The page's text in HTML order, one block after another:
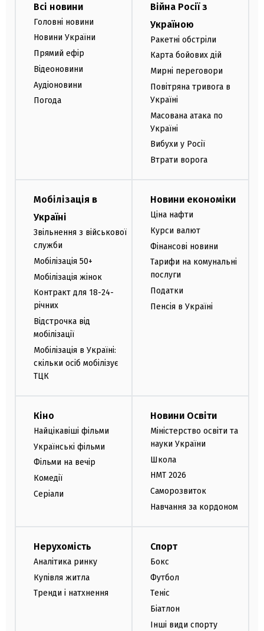
Всі новини
Головні новини
Новини України
Прямий ефір
Відеоновини
Аудіоновини
Погода
Війна Росії з
Україною
Ракетні обстріли
Карта бойових дій
Мирні переговори
Повітряна тривога в
Україні
Масована атака по
Україні
Вибухи у Росії
Втрати ворога
Мобілізація в
Україні
Звільнення з військової
служби
Мобілізація 50+
Мобілізація жінок
Контракт для 18-24-
річних
Відстрочка від
мобілізації
Мобілізація в Україні:
скільки осіб мобілізує
ТЦК
Новини економіки
Ціна нафти
Курси валют
Фінансові новини
Тарифи на комунальні
послуги
Податки
Пенсія в Україні
Кіно
Найцікавіші фільми
Українські фільми
Фільми на вечір
Комедії
Серіали
Новини Освіти
Міністерство освіти та
науки України
Школа
НМТ 2026
Саморозвиток
Навчання за кордоном
Нерухомість
Аналітика ринку
Купівля житла
Тренди і натхнення
Спорт
Бокс
Футбол
Теніс
Біатлон
Інші види спорту